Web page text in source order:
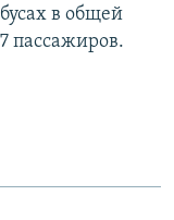
в общей
пассажиров.